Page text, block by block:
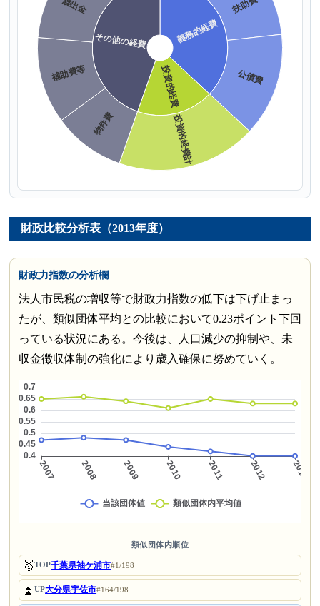
財政比較分析表（2013年度）
財政力指数の分析欄
法人市民税の増収等で財政力指数の低下は下げ止まっ
たが、類似団体平均との比較において0.23ポイント下回
っている状況にある。今後は、人口減少の抑制や、未
収金徴収体制の強化により歳入確保に努めていく。
類似団体内順位
🥇TOP千葉県袖ケ浦市#1/198
⏫UP大分県宇佐市#164/198